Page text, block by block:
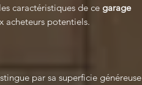
caractéristiques de ce garage
acheteurs potentiels.
par sa superficie généreuse